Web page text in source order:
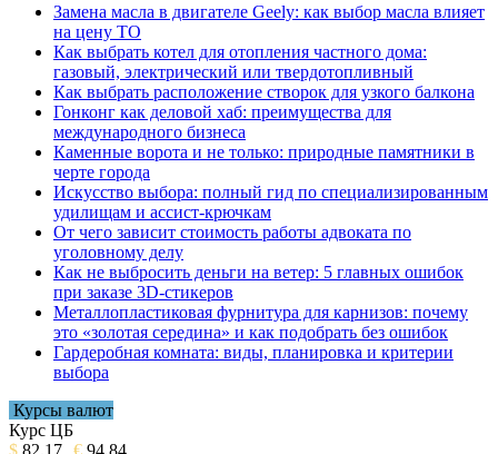
Замена масла в двигателе Geely: как выбор масла влияет
на цену ТО
Как выбрать котел для отопления частного дома:
газовый, электрический или твердотопливный
Как выбрать расположение створок для узкого балкона
Гонконг как деловой хаб: преимущества для
международного бизнеса
Каменные ворота и не только: природные памятники в
черте города
Искусство выбора: полный гид по специализированным
удилищам и ассист-крючкам
От чего зависит стоимость работы адвоката по
уголовному делу
Как не выбросить деньги на ветер: 5 главных ошибок
при заказе 3D-стикеров
Металлопластиковая фурнитура для карнизов: почему
это «золотая середина» и как подобрать без ошибок
Гардеробная комната: виды, планировка и критерии
выбора
Курсы валют
Курс ЦБ
$ 82.17 € 94.84